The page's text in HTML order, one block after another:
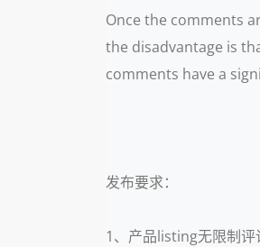
Once the comments
the disadvantage is
comments have a
发布要求：
1、产品listing无限制评